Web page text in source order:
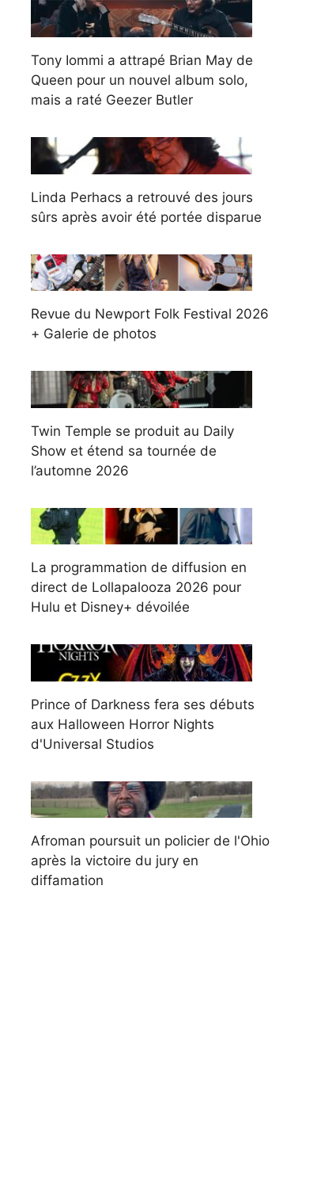
Tony Iommi a attrapé Brian May de
Queen pour un nouvel album solo,
mais a raté Geezer Butler
Linda Perhacs a retrouvé des jours
sûrs après avoir été portée disparue
Revue du Newport Folk Festival 2026
+ Galerie de photos
Twin Temple se produit au Daily
Show et étend sa tournée de
l’automne 2026
La programmation de diffusion en
direct de Lollapalooza 2026 pour
Hulu et Disney+ dévoilée
Prince of Darkness fera ses débuts
aux Halloween Horror Nights
d'Universal Studios
Afroman poursuit un policier de l'Ohio
après la victoire du jury en
diffamation